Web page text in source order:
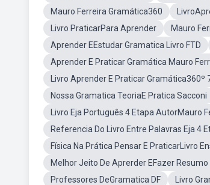
Mauro Ferreira Gramática360
Livro PraticarPara Aprender
Mauro
Aprender EEstudar Gramatica Livro FTD
Aprender E Praticar Gramática Mauro
Livro Aprender E Praticar Gramática360º
Nossa Gramatica TeoriaE Pratica Sacconi
Livro Eja Português 4 Etapa AutorMauro
Referencia Do Livro Entre Palavras Eja 4
Física Na Prática Pensar E PraticarLivro
Melhor Jeito De Aprerder EFazer
Professores DeGramatica DF
Livro